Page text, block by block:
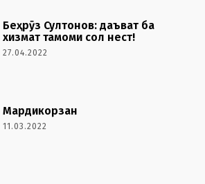
Беҳрӯз Султонов: даъват ба
хизмат тамоми сол нест!
27.04.2022
Мардикорзан
11.03.2022